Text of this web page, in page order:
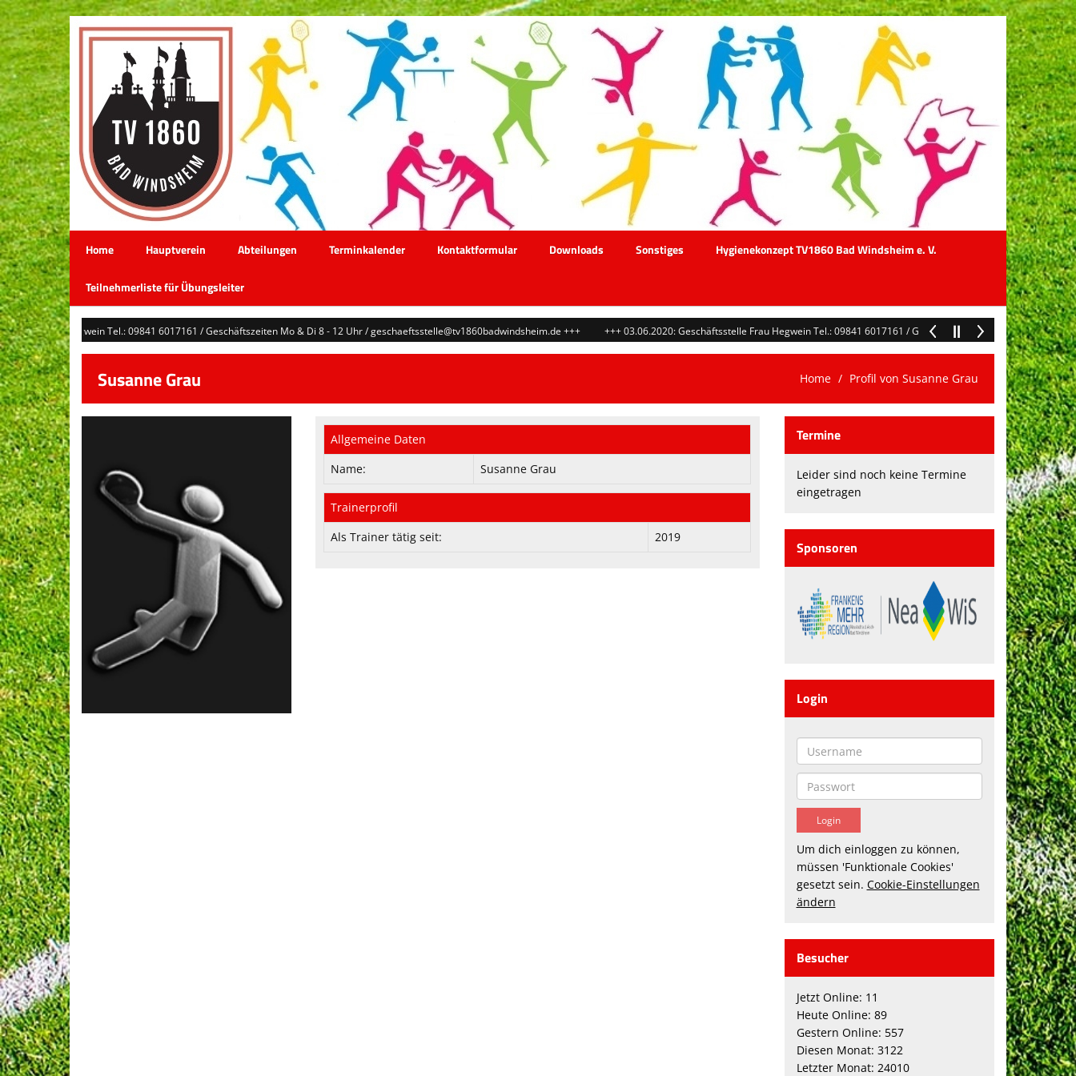
Home Hauptverein Abteilungen Terminkalender Kontaktformular Downloads Sonstiges Hygienekonzept TV1860 Bad Windsheim e. V.
Teilnehmerliste für Übungsleiter
Frau Hegwein Tel.: 09841 6017161 / Geschäftszeiten Mo & Di 8 - 12 Uhr / geschaeftsstelle@tv1860badwindsheim.de +++ +++ 03.06.2020: Geschäftsstelle Frau Hegwein Tel.: 09841 6017161 / Geschäftszeiten Mo & Di 8 - 12 Uhr /
Susanne Grau Home Profil von Susanne Grau
Allgemeine Daten
Name:
Susanne Grau
Trainerprofil
Als Trainer tätig seit:
2019
Termine
Leider sind noch keine Termine
eingetragen
Sponsoren
Login
Um dich einloggen zu können,
müssen 'Funktionale Cookies'
gesetzt sein. Cookie-Einstellungen
ändern
Besucher
Jetzt Online: 11
Heute Online: 89
Gestern Online: 557
Diesen Monat: 3122
Letzter Monat: 24010